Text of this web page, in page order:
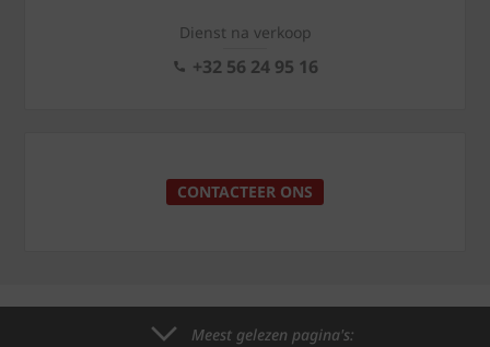
Dienst na verkoop
+32 56 24 95 16
CONTACTEER ONS
Meest gelezen pagina's: